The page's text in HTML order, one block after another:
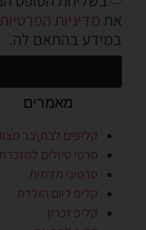
את מדיניות הפרטיות
במידע בהתאם לה.
מאמרים
קליפים לבת\בר
סרטי טיולים למזכרת
סרטוני תדמית
קליפ ליום הולדת
קליפ זכרון